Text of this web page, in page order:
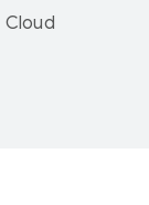
Cloud